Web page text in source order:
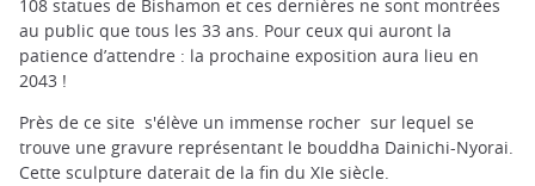
108 statues de Bishamon et ces dernières ne sont montrées
au public que tous les 33 ans. Pour ceux qui auront la
patience d’attendre : la prochaine exposition aura lieu en
2043 !
Près de ce site s'élève un immense rocher sur lequel se
trouve une gravure représentant le bouddha Dainichi-Nyorai.
Cette sculpture daterait de la fin du XIe siècle.